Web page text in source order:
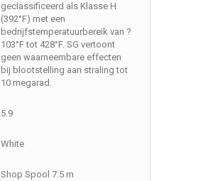
geclassificeerd als Klasse H
(392°F) met een
bedrijfstemperatuurbereik van ?
103°F tot 428°F. SG vertoont
geen waarneembare effecten
bij blootstelling aan straling tot
10 megarad.
5.9
White
Shop Spool 7.5 m